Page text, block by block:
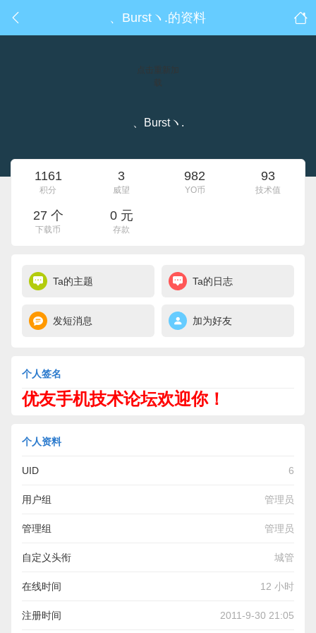
、Burstヽ.的资料
点击重新加
、Burstヽ.
1161
积分
3
威望
982
YO币
93
技术值
27 个
下载币
0 元
存款
Ta的主题 Ta的日志
发短消息 加为好友
个人签名
优友手机技术论坛欢迎你！
个人资料
UID 6
用户组 管理员
管理组 管理员
自定义头衔 城管
在线时间 12 小时
注册时间 2011-9-30 21:05